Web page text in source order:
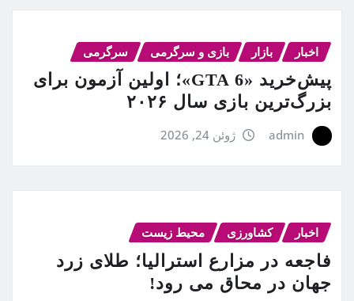
اخبار بازار بازی و سرگرمی سرگرمی
پیش‌خرید «GTA 6»؛ اولین آزمون برای
بزرگ‌ترین بازی سال ۲۰۲۶
admin ژوئن 24, 2026
اخبار کشاورزی محیط زیست
فاجعه در مزارع استرالیا؛ طلای زرد
جهان در محاق می رود!